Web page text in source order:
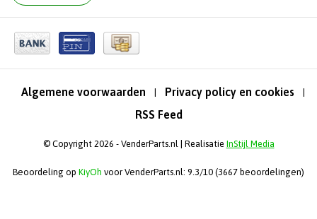
Algemene voorwaarden | Privacy policy en cookies |
RSS Feed
© Copyright 2026 - VenderParts.nl | Realisatie InStijl Media
Beoordeling op KiyOh voor VenderParts.nl: 9.3/10 (3667 beoordelingen)